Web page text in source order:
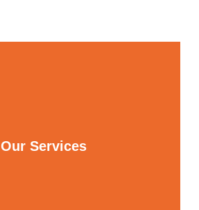
Our Services